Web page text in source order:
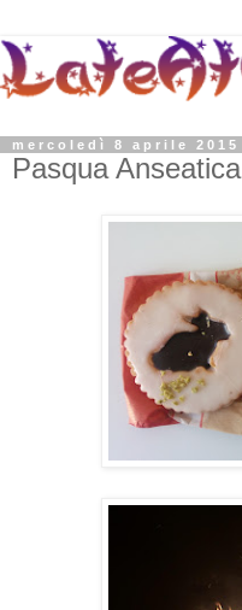
mercoledì 8 aprile 2015
Pasqua Anseatica